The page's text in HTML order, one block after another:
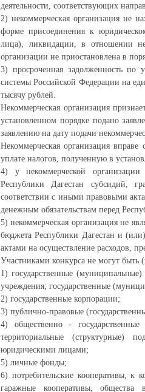
деятельности, соответствующих
2) некоммерческая организация не
форме присоединения к
лица), ликвидации, в отношении
организации не приостановлена в
3) просроченная задолженность по
системы Российской Федерации на
тысячу рублей.
Некоммерческая организация
установленном порядке подано
заявлению на дату подачи
Некоммерческая организация вправе
уплате налогов, полученную в
4) у некоммерческой организации
Республики Дагестан субсидий,
соответствии с иными правовыми
денежным обязательствам перед
5) некоммерческая организация не
бюджета Республики Дагестан и
актами на осуществление расходов,
Участниками конкурса не могут быть
1) государственные
учреждения; государственные
2) государственные корпорации;
3) публично-правовые
4) общественно -
территориальные (структурные)
юридическими лицами;
5) личные фонды;
6) потребительские кооперативы,
гаражные кооперативы, общества